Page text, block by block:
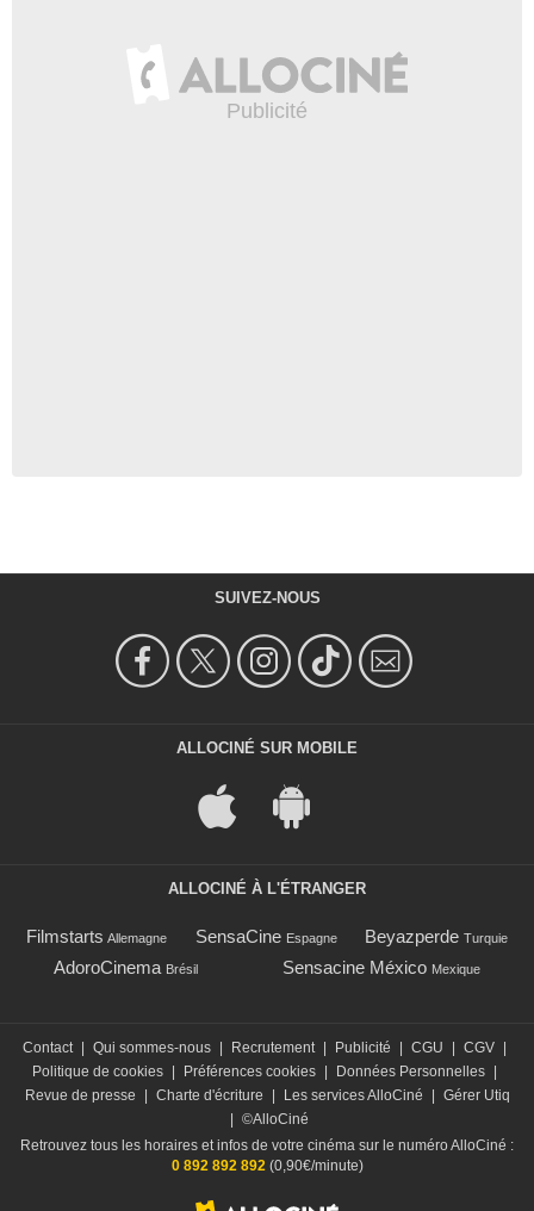
SUIVEZ-NOUS
ALLOCINÉ SUR MOBILE
ALLOCINÉ À L'ÉTRANGER
Filmstarts Allemagne SensaCine Espagne Beyazperde Turquie
AdoroCinema Brésil Sensacine México Mexique
Contact | Qui sommes-nous | Recrutement | Publicité | CGU | CGV |
Politique de cookies | Préférences cookies | Données Personnelles |
Revue de presse
| Charte d'écriture | Les services AlloCiné | Gérer Utiq
| ©AlloCiné
Retrouvez tous les horaires et infos de votre cinéma sur le numéro AlloCiné :
0 892 892 892(0,90€/minute)